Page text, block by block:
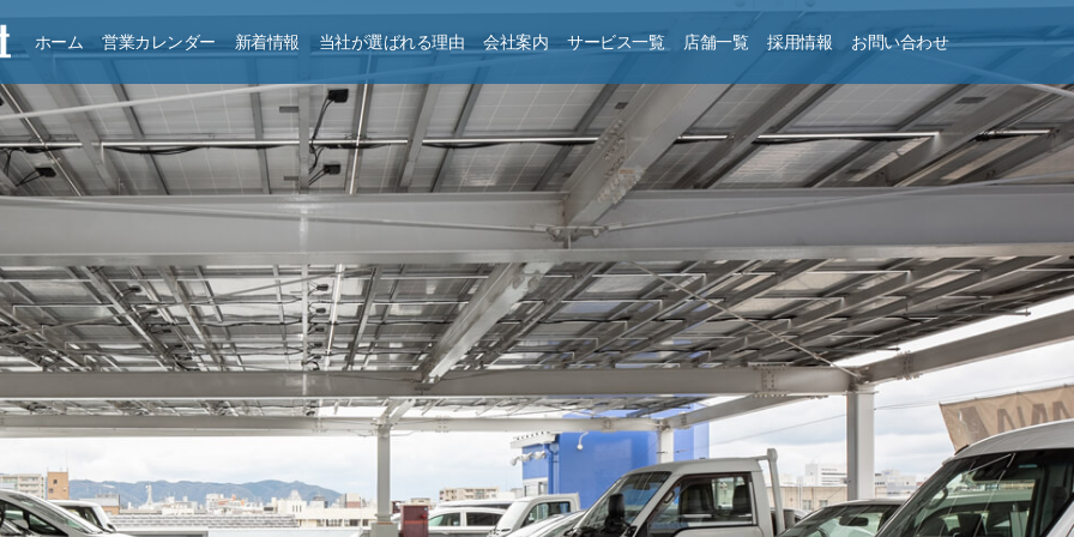
ホーム 営業カレンダー 新着情報 当社が選ばれる理由 会社案内 サービス一覧 店舗一覧 採用情報 お問い合わせ